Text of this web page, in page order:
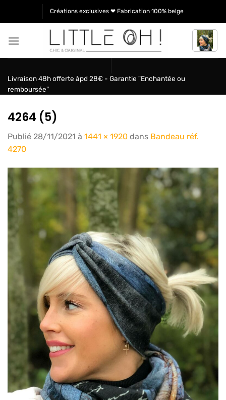
Créations exclusives ❤ Fabrication 100% belge
Livraison 48h offerte àpd 28€ - Garantie "Enchantée ou
remboursée"
4264 (5)
Publié 28/11/2021 à 1441 × 1920 dans Bandeau réf.
4270